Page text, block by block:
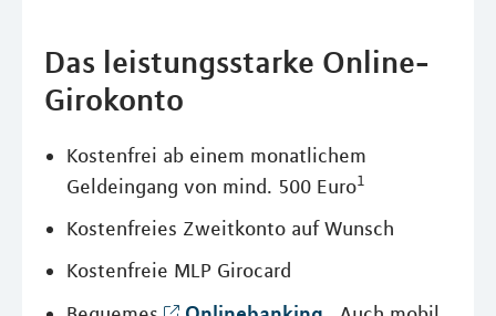
Das leistungsstarke Online-
Girokonto
Kostenfrei ab einem monatlichem
Geldeingang von mind. 500 Euro1
Kostenfreies Zweitkonto auf Wunsch
Kostenfreie MLP Girocard